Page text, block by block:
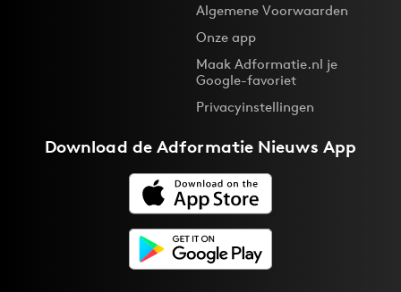
Algemene Voorwaarden
Onze app
Maak Adformatie.nl je
Google-favoriet
Privacyinstellingen
Download deAdformatie Nieuws App